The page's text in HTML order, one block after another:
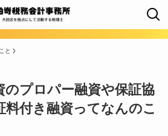
と
のプロパー融資や保証協
料付き融資ってなんのこ